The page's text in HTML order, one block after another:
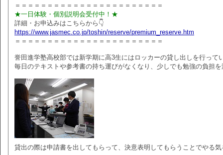
＝＝＝＝＝＝＝＝＝＝＝＝＝＝＝＝＝＝＝＝＝＝＝
★一日体験・個別説明会受付中！★
詳細・お申込みはこちらから👇
https://www.jasmec.co.jp/toshin/reserve/premium_reserve.htm
＝＝＝＝＝＝＝＝＝＝＝＝＝＝＝＝＝＝＝＝＝＝＝
誉田進学塾高校部では新学期に高3生にはロッカーの貸し出しを行って
毎日のテキストや参考書の持ち運びがなくなり、少しでも勉強の負担
貸出の際は申請書を出してもらって、決意表明してもらうことでやる